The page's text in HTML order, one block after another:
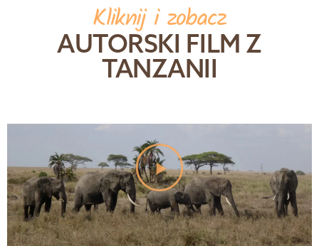
Kliknij i zobacz
AUTORSKI FILM Z
TANZANII